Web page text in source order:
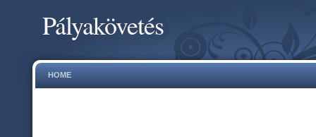
Pályakövetés
HOME